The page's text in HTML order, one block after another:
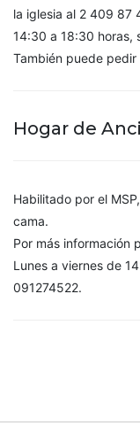
la iglesia al 2 409 87
14:30 a 18:30 horas,
También puede
Hogar de
Habilitado por el
cama.
Por más información
Lunes a viernes de
091274522.